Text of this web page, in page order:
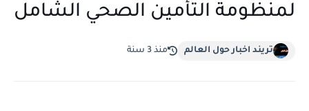
لمنظومة التأمين الصحي الشامل
تريند اخبار حول العالم منذ 3 سنة